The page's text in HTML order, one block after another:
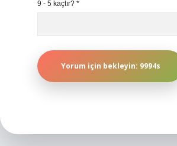
9 - 5 kaçtır? *